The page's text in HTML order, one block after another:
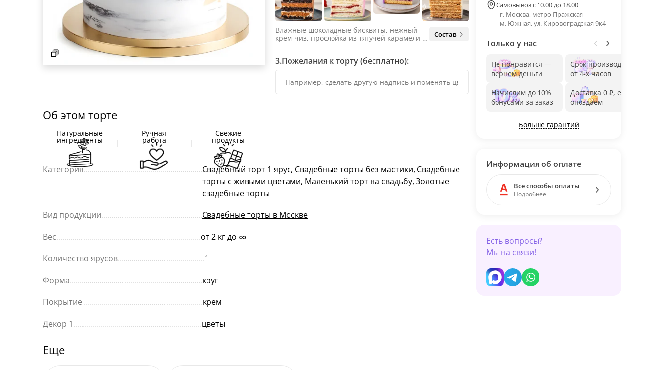
Влажные шоколадные бисквиты, нежный
крем-чиз, прослойка из тягучей карамели и
карамели, не оставляя ни единого шанса
Состав
3.Пожелания к торту (бесплатно):
Самовывоз с 10.00 до 18.00
г. Москва, метро Пражская
м. Южная, ул. Кировоградская 9к4
Только у нас
Не понравится —
вернем деньги
Начислим до 10%
бонусами за заказ
Срок производства
от 4-х часов
Доставка 0 ₽, если
опоздаем
Больше гарантий
Информация об оплате
Все способы оплаты
Подробнее
Есть вопросы?
Мы на связи!
Об этом торте
Натуральные
ингредиенты
Ручная
работа
Свежие
продукты
Категория............................................................Свадебный торт 1 ярус, Свадебные торты без мастики, Свадебные
торты с живыми цветами, Маленький торт на свадьбу, Золотые
свадебные торты
Вид продукции...................................................Свадебные торты в Москве
Вес.........................................................................от 2 кг до ∞
Количество ярусов............................................1
Форма...................................................................круг
Покрытие.............................................................крем
Декор 1.................................................................цветы
Еще